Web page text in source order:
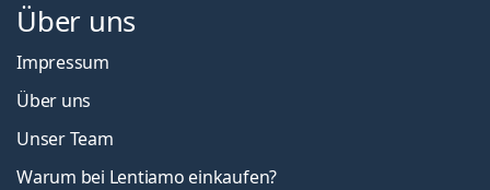
Über uns
Impressum
Über uns
Unser Team
Warum bei Lentiamo einkaufen?